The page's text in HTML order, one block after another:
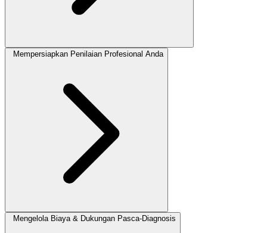
Mempersiapkan Penilaian Profesional Anda
Mengelola Biaya & Dukungan Pasca-Diagnosis